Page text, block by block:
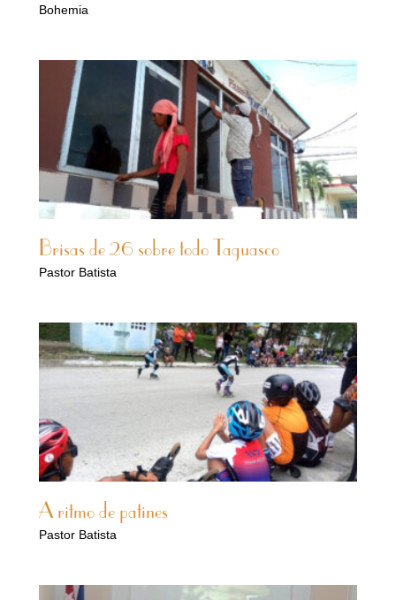
Bohemia
Brisas de 26 sobre todo Taguasco
Pastor Batista
A ritmo de patines
Pastor Batista